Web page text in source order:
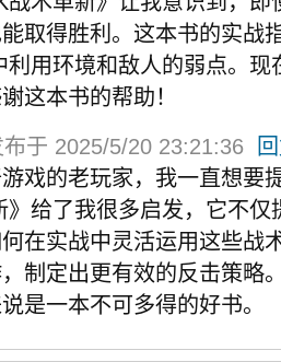
取得胜利。这本书的实战
利用环境和敌人的弱点。
这本书的帮助！
布于 2025/5/20 23:21:36
戏的老玩家，我一直想要
》给了我很多启发，它不
在实战中灵活运用这些战
制定出更有效的反击策略
是一本不可多得的好书。